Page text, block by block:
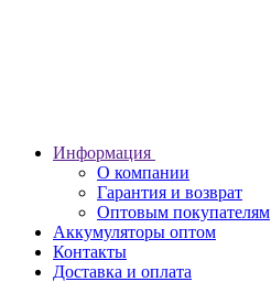
Информация
О компании
Гарантия и возврат
Оптовым покупателям
Аккумуляторы оптом
Контакты
Доставка и оплата